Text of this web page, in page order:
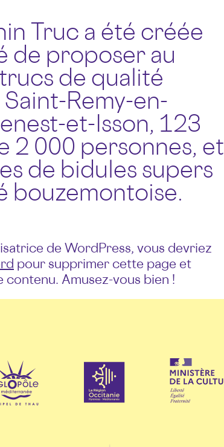
Truc a été créée
de proposer au
de qualité
Remy-en-
et-Isson, 123
2 000 personnes, et
de bidules supers
bouzemontoise.
de WordPress, vous devriez
pour supprimer cette page et
Amusez-vous bien !